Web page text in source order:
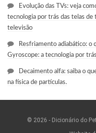
Evolução das TVs: veja
tecnologia por trás das telas
televisão
Resfriamento adiabático: o
Gyroscope: a tecnologia por
Decaimento alfa: saiba o
na física de partículas.
© 2026 - Dicionário do